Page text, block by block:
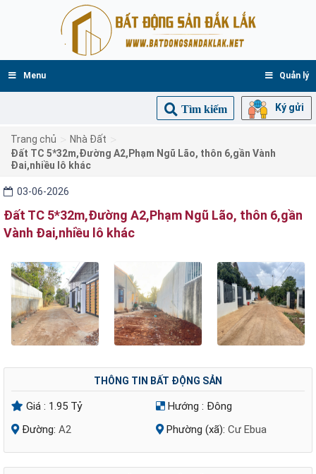
Quản lý
Menu
Ký gửi
Tìm kiếm
Trang chủ Nhà Đất
Đất TC 5*32m,Đường A2,Phạm Ngũ Lão, thôn 6,gần Vành
Đai,nhiều lô khác
03-06-2026
Đất TC 5*32m,Đường A2,Phạm Ngũ Lão, thôn 6,gần
Vành Đai,nhiều lô khác
THÔNG TIN BẤT ĐỘNG SẢN
Giá : 1.95 Tỷ Hướng : Đông
Đường: A2 Phường (xã): Cư Ebua